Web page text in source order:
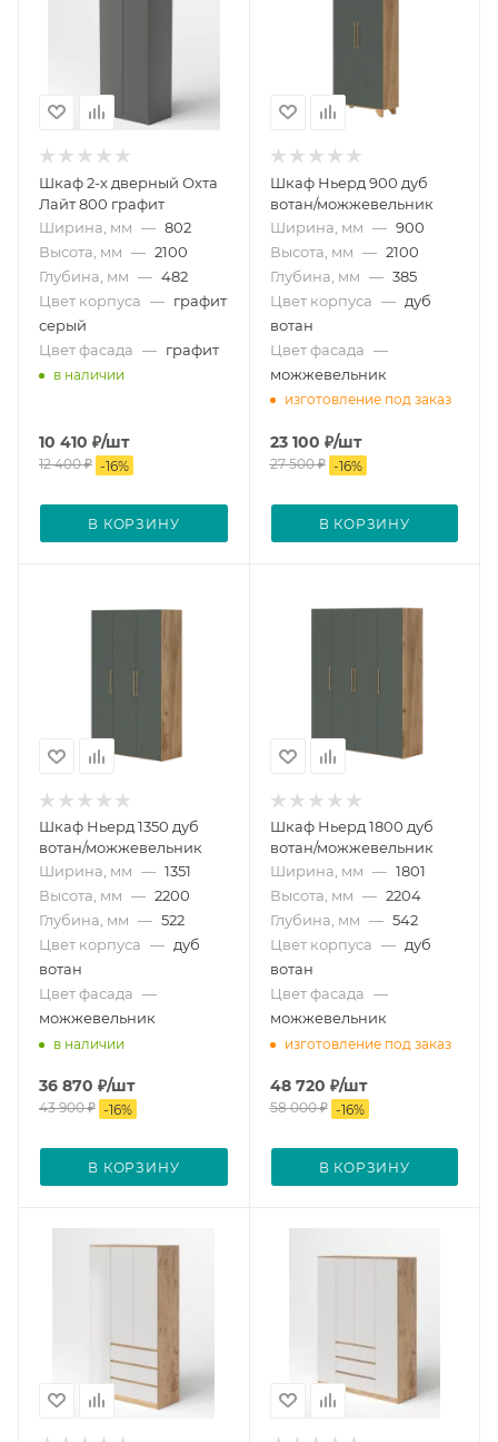
Шкаф 2-х дверный Охта
Лайт 800 графит
Ширина, мм — 802
Высота, мм — 2100
Глубина, мм — 482
Цвет корпуса — графит
серый
Цвет фасада — графит
в наличии
10 410 ₽/шт
12 400₽ -16%
В КОРЗИНУ
Шкаф Ньерд 900 дуб
вотан/можжевельник
Ширина, мм — 900
Высота, мм — 2100
Глубина, мм — 385
Цвет корпуса — дуб
вотан
Цвет фасада —
можжевельник
изготовление под заказ
23 100 ₽/шт
27 500₽ -16%
В КОРЗИНУ
Шкаф Ньерд 1350 дуб
вотан/можжевельник
Ширина, мм — 1351
Высота, мм — 2200
Глубина, мм — 522
Цвет корпуса — дуб
вотан
Цвет фасада —
можжевельник
в наличии
36 870 ₽/шт
43 900₽ -16%
В КОРЗИНУ
Шкаф Ньерд 1800 дуб
вотан/можжевельник
Ширина, мм — 1801
Высота, мм — 2204
Глубина, мм — 542
Цвет корпуса — дуб
вотан
Цвет фасада —
можжевельник
изготовление под заказ
48 720 ₽/шт
58 000₽ -16%
В КОРЗИНУ